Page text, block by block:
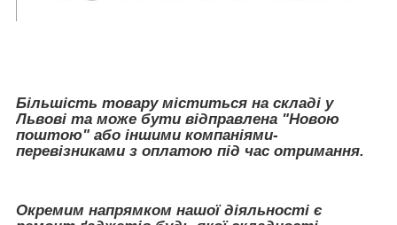
Більшість товару міститься на складі у
Львові та може бути відправлена "Новою
поштою" або іншими компаніями-
перевізниками з оплатою під час отримання.
Окремим напрямком нашої діяльності є